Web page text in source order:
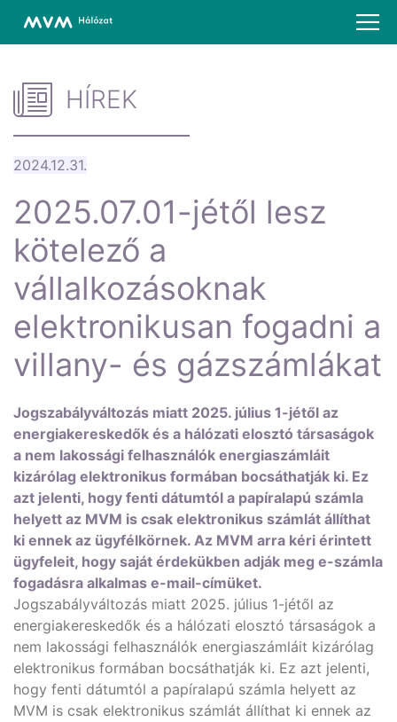
HÍREK
2024.12.31.
2025.07.01-jétől lesz
kötelező a
vállalkozásoknak
elektronikusan fogadni a
villany- és gázszámlákat
Jogszabályváltozás miatt 2025. július 1-jétől az
energiakereskedők és a hálózati elosztó társaságok
a nem lakossági felhasználók energiaszámláit
kizárólag elektronikus formában bocsáthatják ki. Ez
azt jelenti, hogy fenti dátumtól a papíralapú számla
helyett az MVM is csak elektronikus számlát állíthat
ki ennek az ügyfélkörnek. Az MVM arra kéri érintett
ügyfeleit, hogy saját érdekükben adják meg e-számla
fogadásra alkalmas e-mail-címüket.
Jogszabályváltozás miatt 2025. július 1-jétől az
energiakereskedők és a hálózati elosztó társaságok a
nem lakossági felhasználók energiaszámláit kizárólag
elektronikus formában bocsáthatják ki. Ez azt jelenti,
hogy fenti dátumtól a papíralapú számla helyett az
MVM is csak elektronikus számlát állíthat ki ennek az